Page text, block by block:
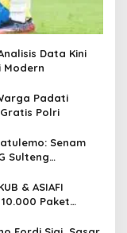
Data Kini
Modern
Padati
Polri
Senam
Sulteng
& ASIAFI
Paket